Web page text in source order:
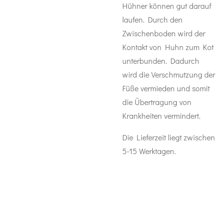
Hühner können gut darauf
laufen. Durch den
Zwischenboden wird der
Kontakt von Huhn zum Kot
unterbunden. Dadurch
wird die Verschmutzung der
Füße vermieden und somit
die Übertragung von
Krankheiten vermindert.
Die Lieferzeit liegt zwischen
5-15 Werktagen.